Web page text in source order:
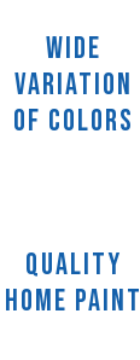
WIDE
VARIATION
of Colors
QUALITY
Home Paint